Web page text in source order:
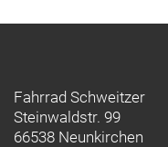
Fahrrad Schweitzer
Steinwaldstr. 99
66538 Neunkirchen